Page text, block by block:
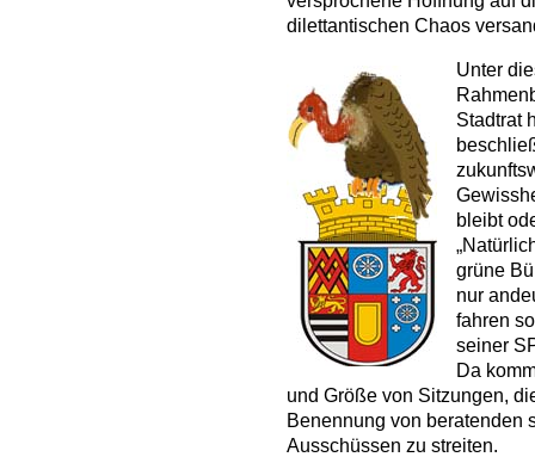
dilettantischen Chaos
Unter
Stadtrat
bleibt
grüne
nur
fahren
seiner
Da
und Größe von Sitzungen,
Benennung von beratenden
Ausschüssen zu streiten.